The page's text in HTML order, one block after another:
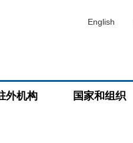
English
外机构 国家和组织